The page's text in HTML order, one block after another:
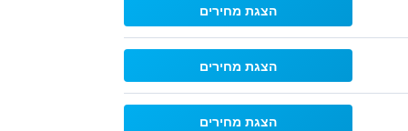
הצגת מחירים
הצגת מחירים
הצגת מחירים